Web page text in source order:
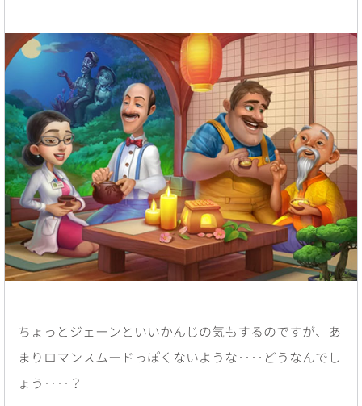
ちょっとジェーンといいかんじの気もするのですが、あ
まりロマンスムードっぽくないような‥‥どうなんでし
ょう‥‥？